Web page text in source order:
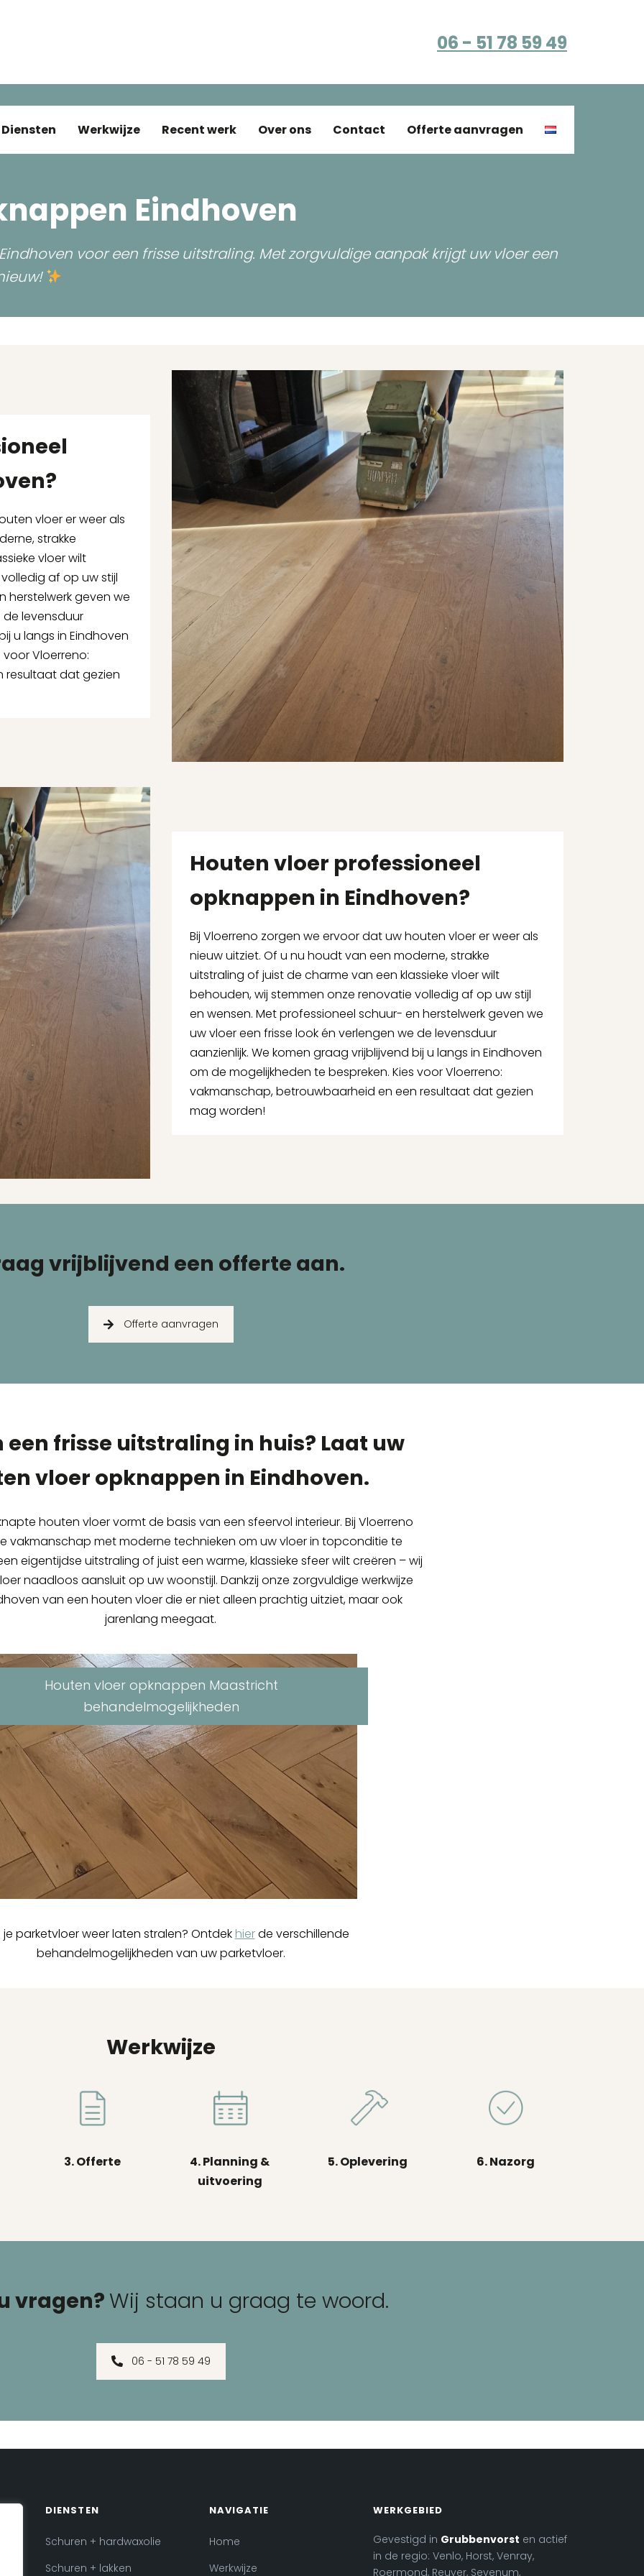
06 - 51 78 59 49
Diensten Werkwijze Recent werk Over ons Contact Offerte aanvragen
Eindhoven
voor een frisse uitstraling. Met zorgvuldige aanpak krijgt uw vloer een
vloer er weer als
strakke
vloer wilt
af op uw stijl
herstelwerk geven we
de levensduur
u langs in Eindhoven
Vloerreno:
resultaat dat gezien
Houten vloer professioneel
opknappen in Eindhoven?
Bij Vloerreno zorgen we ervoor dat uw houten vloer er weer als
nieuw uitziet. Of u nu houdt van een moderne, strakke
uitstraling of juist de charme van een klassieke vloer wilt
behouden, wij stemmen onze renovatie volledig af op uw stijl
en wensen. Met professioneel schuur- en herstelwerk geven we
uw vloer een frisse look én verlengen we de levensduur
aanzienlijk. We komen graag vrijblijvend bij u langs in Eindhoven
om de mogelijkheden te bespreken. Kies voor Vloerreno:
vakmanschap, betrouwbaarheid en een resultaat dat gezien
mag worden!
vrijblijvend een offerte aan.
Offerte aanvragen
een frisse uitstraling in huis? Laat uw
vloer opknappen in Eindhoven.
houten vloer vormt de basis van een sfeervol interieur. Bij Vloerreno
vakmanschap met moderne technieken om uw vloer in topconditie te
eigentijdse uitstraling of juist een warme, klassieke sfeer wilt creëren – wij
naadloos aansluit op uw woonstijl. Dankzij onze zorgvuldige werkwijze
van een houten vloer die er niet alleen prachtig uitziet, maar ook
jarenlang meegaat.
Houten vloer opknappen Maastricht
behandelmogelijkheden
je parketvloer weer laten stralen? Ontdek hierde verschillende
behandelmogelijkheden van uw parketvloer.
Werkwijze
3. Offerte
4. Planning &
uitvoering
5. Oplevering 6. Nazorg
vragen? Wij staan u graag te woord.
06 - 51 78 59 49
DIENSTEN
Schuren + hardwaxolie
Schuren + lakken
NAVIGATIE
Home
Werkwijze
WERKGEBIED
Gevestigd in Grubbenvorst en actief
in de regio: Venlo, Horst, Venray,
Roermond, Reuver, Sevenum,